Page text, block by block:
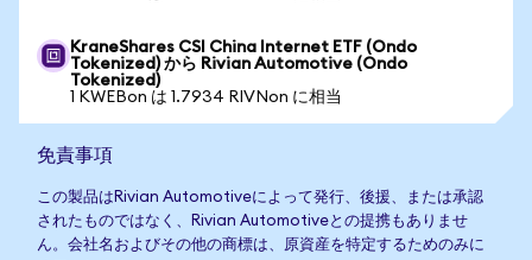
KraneShares CSI China Internet ETF (Ondo
Tokenized) から Rivian Automotive (Ondo
Tokenized)
1 KWEBon は 1.7934 RIVNon に相当
免責事項
この製品はRivian Automotiveによって発行、後援、または承認
されたものではなく、Rivian Automotiveとの提携もありませ
ん。会社名およびその他の商標は、原資産を特定するためのみに